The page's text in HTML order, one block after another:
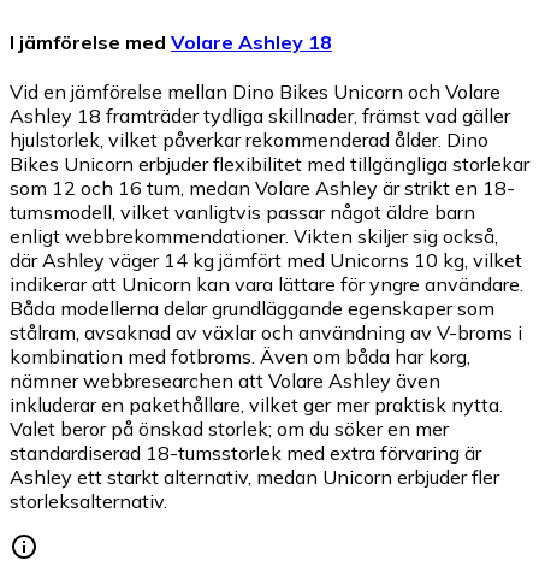
I jämförelse med Volare Ashley 18
Vid en jämförelse mellan Dino Bikes Unicorn och Volare
Ashley 18 framträder tydliga skillnader, främst vad gäller
hjulstorlek, vilket påverkar rekommenderad ålder. Dino
Bikes Unicorn erbjuder flexibilitet med tillgängliga storlekar
som 12 och 16 tum, medan Volare Ashley är strikt en 18-
tumsmodell, vilket vanligtvis passar något äldre barn
enligt webbrekommendationer. Vikten skiljer sig också,
där Ashley väger 14 kg jämfört med Unicorns 10 kg, vilket
indikerar att Unicorn kan vara lättare för yngre användare.
Båda modellerna delar grundläggande egenskaper som
stålram, avsaknad av växlar och användning av V-broms i
kombination med fotbroms. Även om båda har korg,
nämner webbresearchen att Volare Ashley även
inkluderar en pakethållare, vilket ger mer praktisk nytta.
Valet beror på önskad storlek; om du söker en mer
standardiserad 18-tumsstorlek med extra förvaring är
Ashley ett starkt alternativ, medan Unicorn erbjuder fler
storleksalternativ.